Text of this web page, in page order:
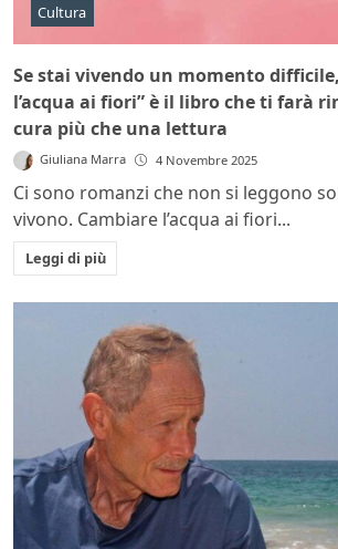
Cultura
Se stai vivendo un momento
l’acqua ai fiori” è il libro che ti farà
cura più che una lettura
Giuliana Marra 4 Novembre 2025
Ci sono romanzi che non si leggono
vivono. Cambiare l’acqua ai fiori...
Leggi di più